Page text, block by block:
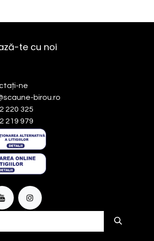
te cu noi
ne
birou.ro
220 325
219 979